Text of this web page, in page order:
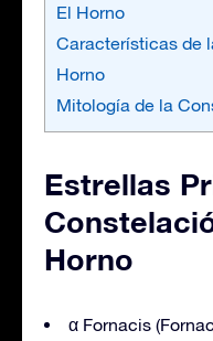
El Horno
Características de
Horno
Mitología de la
Estrellas
Horno
α Fornacis